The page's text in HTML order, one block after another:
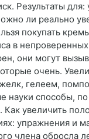
Результаты для:
ли реально
покупать
в
они могут
очень.
гелеем,
науки способы,
Как увеличить
упражнения и
члена обросла